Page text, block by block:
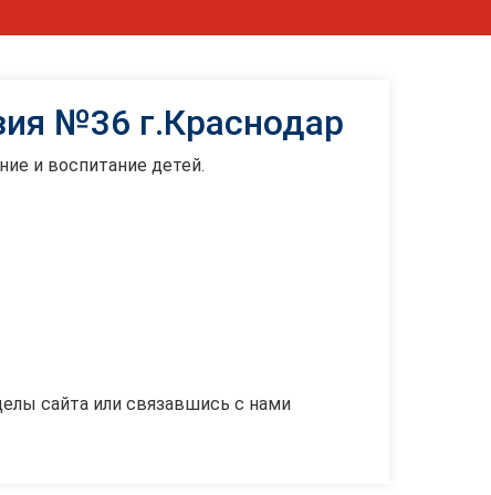
№36 г.Краснодар
и воспитание детей.
сайта или связавшись с нами